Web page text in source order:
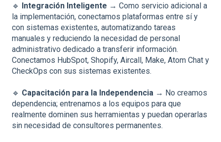
🔹 Integración Inteligente → Como servicio adicional a
la implementación, conectamos plataformas entre sí y
con sistemas existentes, automatizando tareas
manuales y reduciendo la necesidad de personal
administrativo dedicado a transferir información.
Conectamos HubSpot, Shopify, Aircall, Make, Atom Chat y
CheckOps con sus sistemas existentes.
🔹 Capacitación para la Independencia → No creamos
dependencia; entrenamos a los equipos para que
realmente dominen sus herramientas y puedan operarlas
sin necesidad de consultores permanentes.